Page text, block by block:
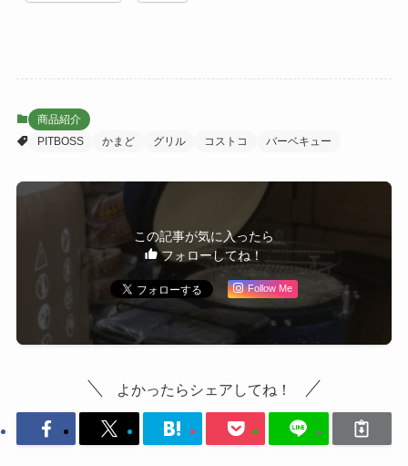
商品紹介
PITBOSS
かまど グリル コストコ バーベキュー
この記事が気に入ったら
フォローしてね！
Follow Me
よかったらシェアしてね！